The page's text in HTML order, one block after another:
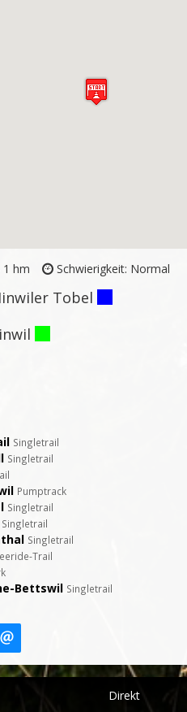
1 hm Schwierigkeit: Normal
Tobel
Singletrail
Singletrail
Pumptrack
Singletrail
Singletrail
Singletrail
Trail
Bettswil Singletrail
Direkt